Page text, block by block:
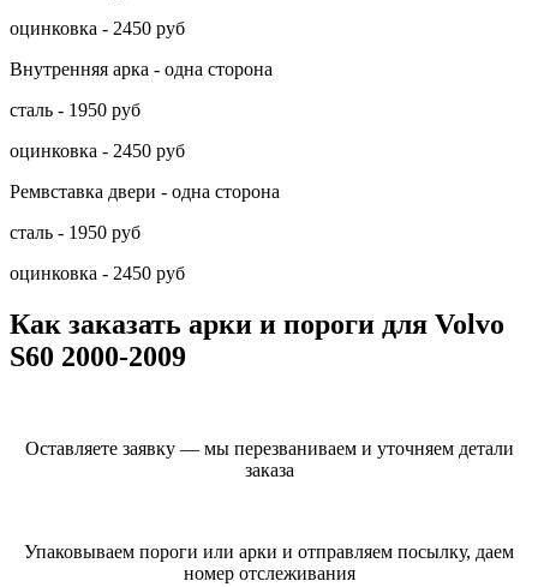
оцинковка - 2450 руб
Внутренняя арка - одна сторона
сталь - 1950 руб
оцинковка - 2450 руб
Ремвставка двери - одна сторона
сталь - 1950 руб
оцинковка - 2450 руб
Как заказать арки и пороги для Volvo
S60 2000-2009
Оставляете заявку — мы перезваниваем и уточняем детали
заказа
Упаковываем пороги или арки и отправляем посылку, даем
номер отслеживания